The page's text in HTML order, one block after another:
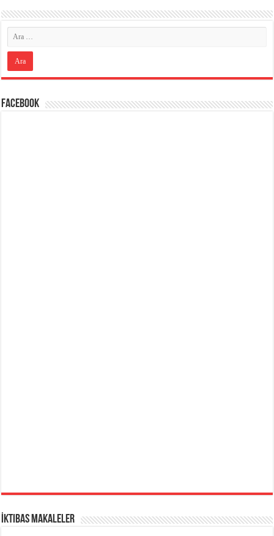
Facebook
İktibas Makaleler